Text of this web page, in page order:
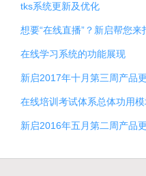
tks系统更新及优化
想要“在线直播”？新启帮您
在线学习系统的功能展现
新启2017年十月第三周产品
在线培训考试体系总体功用
新启2016年五月第二周产品